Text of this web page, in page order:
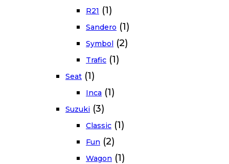
R21 (1)
Sandero (1)
Symbol (2)
Trafic (1)
Seat (1)
Inca (1)
Suzuki (3)
Classic (1)
Fun (2)
Wagon (1)